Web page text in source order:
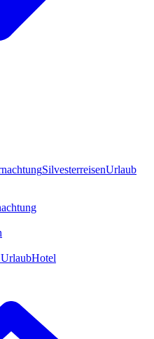
SilvesterreisenUrlaub
Hotel